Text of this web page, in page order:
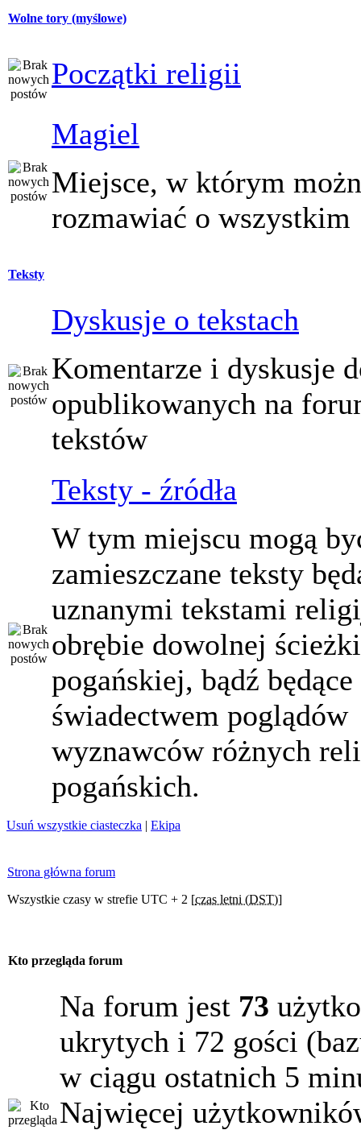
Wolne tory (myślowe)
Początki religii
Magiel
Miejsce, w którym
rozmawiać o wszystkim
Teksty
Dyskusje o tekstach
Komentarze i dyskusje
opublikowanych na
tekstów
Teksty - źródła
W tym miejscu mogą
zamieszczane teksty
uznanymi tekstami
obrębie dowolnej ścieżki
pogańskiej, bądź będące
świadectwem poglądów
wyznawców różnych
pogańskich.
Usuń wszystkie ciasteczka | Ekipa
Strona główna forum
Wszystkie czasy w strefie UTC + 2 [czas letni (DST)]
Kto przegląda forum
Na forum jest 73
ukrytych i 72 gości
w ciągu ostatnich 5
Najwięcej